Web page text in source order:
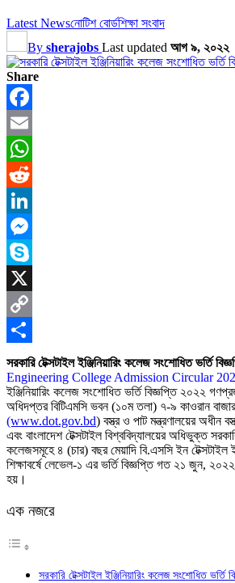
Latest Newsনোটিশ বোর্ডশিক্ষা সংবাদ
By sherajobs Last updated আগ ৯, ২০২২
Share
Facebook
Email
WhatsApp
Reddit
LinkedIn
Messenger
Skype
X
Copy
Link
Share
সরকারি টেক্সটাইল ইঞ্জিনিয়ারিং কলেজ সংশােধিত ভর্তি
Engineering College Admission Circular
ইঞ্জিনিয়ারিং কলেজ সংশােধিত ভর্তি বিজ্ঞপ্তি ২০২২
অধিদপ্তর বিটিএমসি ভবন (১০ম তলা) ৭-৯ কাওরান
(www.dot.gov.bd) বস্ত্র ও পাট মন্ত্রণালয়ের অধীন
এবং বাংলাদেশ টেক্সটাইল বিশ্ববিদ্যালয়ের অধিভুক্ত সরকারি
কলেজসমূহে ৪ (চার) বছর মেয়াদি বি.এসসি ইন টেক্সটাইল
শিক্ষাবর্ষে লেভেল-১ এর ভর্তি বিজ্ঞপ্তি গত ২১ জুন, ২০২২
হয়।
এক নজরে
সরকারি টেক্সটাইল ইঞ্জিনিয়ারিং কলেজ সংশােধিত ভর্তি